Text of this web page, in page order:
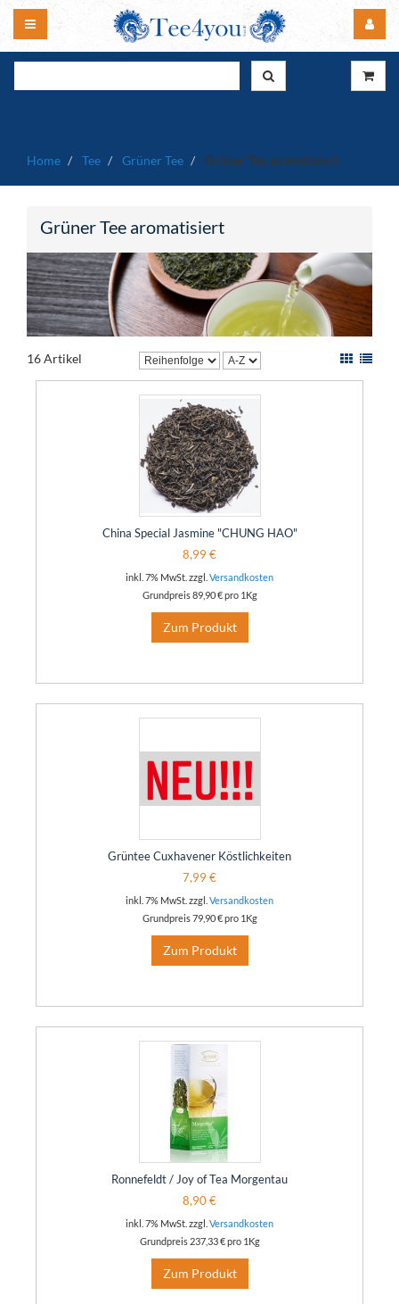
Home Tee Grüner Tee Grüner Tee aromatisiert
Grüner Tee aromatisiert
16 Artikel
China Special Jasmine "CHUNG HAO"
8,99 €
inkl. 7% MwSt. zzgl. Versandkosten
Grundpreis89,90 €pro 1Kg
Zum Produkt
Grüntee Cuxhavener Köstlichkeiten
7,99 €
inkl. 7% MwSt. zzgl. Versandkosten
Grundpreis79,90 €pro 1Kg
Zum Produkt
Ronnefeldt / Joy of Tea Morgentau
8,90 €
inkl. 7% MwSt. zzgl. Versandkosten
Grundpreis 237,33 €pro 1Kg
Zum Produkt